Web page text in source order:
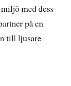
med dess
på en
till ljusare